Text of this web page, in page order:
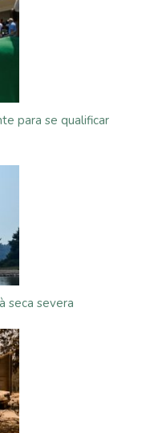
para se qualificar
seca severa